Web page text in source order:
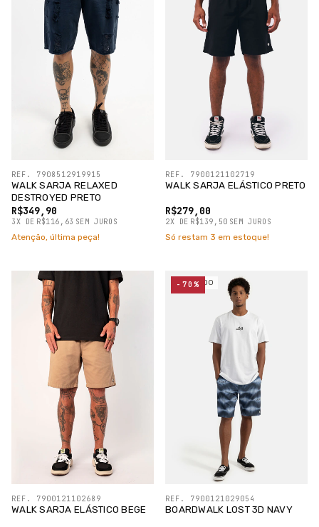
WALK SARJA RELAXED
DESTROYED PRETO
R$349,90
3X DE R$116,63 SEM JUROS
REF. 7908512919915
Atenção, última peça!
WALK SARJA ELÁSTICO PRETO
R$279,00
2X DE R$139,50 SEM JUROS
REF. 7900121102719
Só restam 3 em estoque!
WALK SARJA ELÁSTICO BEGE
REF. 7900121102689
ESGOTADO
BOARDWALK LOST 3D NAVY
REF. 7900121029054
-70%